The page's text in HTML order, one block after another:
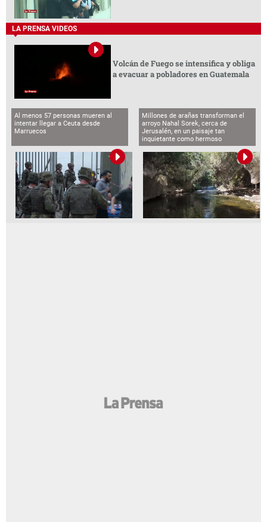
LA PRENSA VIDEOS
Volcán de Fuego se intensifica y obliga
a evacuar a pobladores en Guatemala
Al menos 57 personas mueren al
intentar llegar a Ceuta desde
Marruecos
Millones de arañas transforman el
arroyo Nahal Sorek, cerca de
Jerusalén, en un paisaje tan
inquietante como hermoso